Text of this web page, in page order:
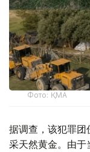
Фото: ҚМА
据调查，该犯罪
采天然黄金。由